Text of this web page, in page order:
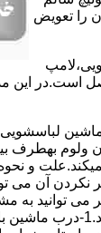
را ﺗﻌﻮﯾﺾ
اﺳﺖ.در اﯾﻦ
ماشین
وﻟﻮم بهطرف
و
نکردن آن می
می توانید به